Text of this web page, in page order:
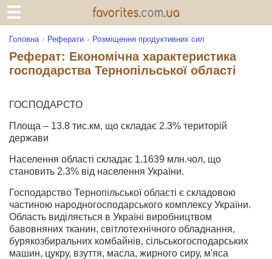
Головна Реферати Розміщення продуктивних сил
Реферат: Економічна характеристика
господарства Тернопільської області
ГОСПОДАРСТО
Площа – 13.8 тис.км, що складає 2.3% територій
держави
Населення області складає 1.1639 млн.чол, що
становить 2.3% від населення України.
Господарство Тернопільської області є складовою
частиною народногосподарського комплексу України.
Область виділяється в Україні виробництвом
бавовняних тканин, світлотехнічного обладнання,
бурякозбиральних комбайнів, сільськогосподарських
машин, цукру, взуття, масла, жирного сиру, м'яса